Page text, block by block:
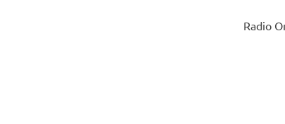
Radio